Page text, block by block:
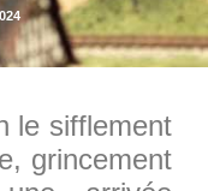
le sifflement
grincement